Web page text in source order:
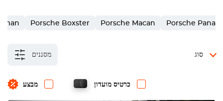
Porsche Boxster Porsche Macan Porsche
מסננים
מבצע כרטיס מועדון
סוג